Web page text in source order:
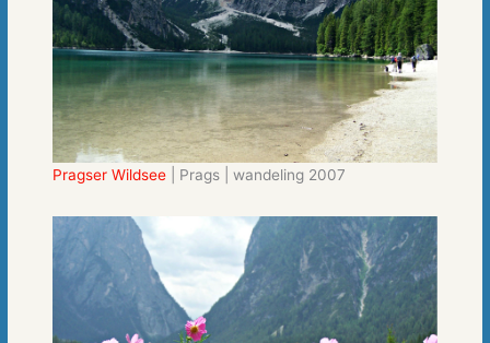
Pragser Wildsee | Prags | wandeling 2007